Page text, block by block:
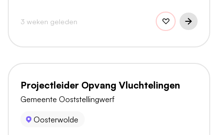
3 weken geleden
Projectleider Opvang Vluchtelingen
Gemeente Ooststellingwerf
Oosterwolde